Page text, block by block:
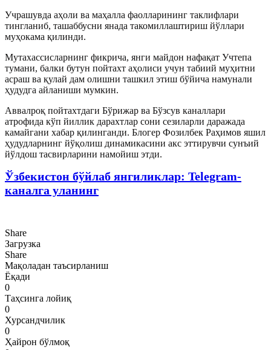
Учрашувда аҳоли ва маҳалла фаолларининг таклифлари
тингланиб, ташаббусни янада такомиллаштириш йўллари
муҳокама қилинди.
Мутахассисларнинг фикрича, янги майдон нафақат Учтепа
тумани, балки бутун пойтахт аҳолиси учун табиий муҳитни
асраш ва қулай дам олишни ташкил этиш бўйича намунали
ҳудудга айланиши мумкин.
Аввалроқ пойтахтдаги Бўрижар ва Бўзсув каналлари
атрофида кўп йиллик дарахтлар сони сезиларли даражада
камайгани хабар қилинганди. Блогер Фозилбек Раҳимов яшил
ҳудудларнинг йўқолиш динамикасини акс эттирувчи сунъий
йўлдош тасвирларини намойиш этди.
Ўзбекистон бўйлаб янгиликлар: Telegram-
каналга уланинг
Share
Загрузка
Share
Мақоладан таъсирланиш
Ёқади
0
Таҳсинга лойиқ
0
Хурсандчилик
0
Ҳайрон бўлмоқ